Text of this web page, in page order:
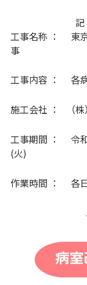
記
工事名称 ： 東
事
工事内容 ： 各
施工会社 ： （株
工事期間 ： 令
(火)
作業時間 ： 各